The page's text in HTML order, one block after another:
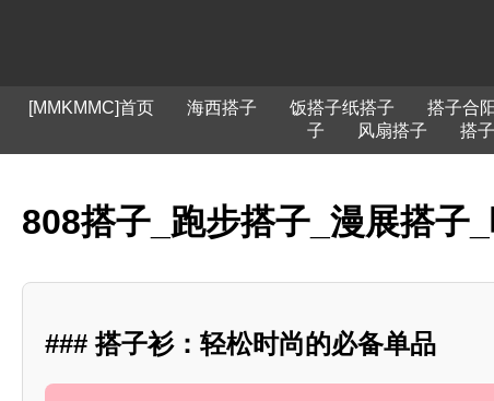
[MMKMMC]首页 海西搭子 饭搭子纸搭子 搭子合阳
子
风扇搭子 搭
808搭子_跑步搭子_漫展搭子
### 搭子衫：轻松时尚的必备单品